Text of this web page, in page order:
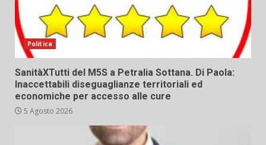
Politica
SanitàXTutti del M5S a Petralia Sottana. Di Paola:
Inaccettabili diseguaglianze territoriali ed
economiche per accesso alle cure
5 Agosto 2026